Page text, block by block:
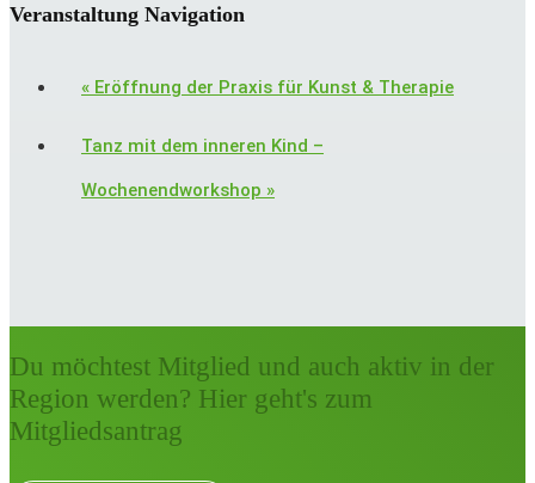
Veranstaltung Navigation
« Eröffnung der Praxis für Kunst & Therapie
Tanz mit dem inneren Kind –
Wochenendworkshop »
Du möchtest Mitglied und auch aktiv in der
Region werden? Hier geht's zum
Mitgliedsantrag